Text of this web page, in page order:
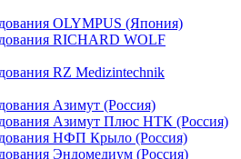
OLYMPUS (Япония)
RICHARD WOLF
RZ Medizintechnik
Азимут (Россия)
Азимут Плюс НТК (Россия)
НФП Крыло (Россия)
Эндомедиум (Россия)